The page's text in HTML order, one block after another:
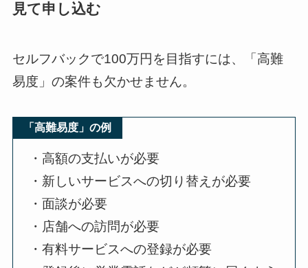
見て申し込む
セルフバックで100万円を目指すには、「高難
易度」の案件も欠かせません。
「高難易度」の例
・高額の支払いが必要
・新しいサービスへの切り替えが必要
・面談が必要
・店舗への訪問が必要
・有料サービスへの登録が必要